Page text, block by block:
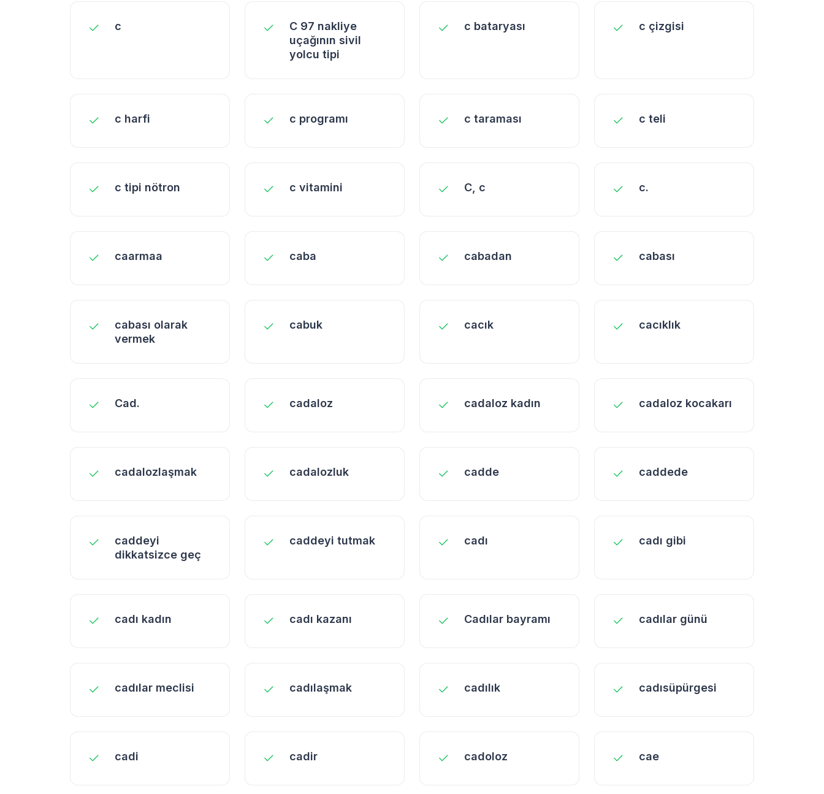
c
C 97 nakliye
uçağının sivil
yolcu tipi
c bataryası c çizgisi
c harfi c programı c taraması c teli
c tipi nötron c vitamini C, c c.
caarmaa caba cabadan cabası
cabası olarak
vermek
cabuk cacık cacıklık
Cad. cadaloz cadaloz kadın cadaloz kocakarı
cadalozlaşmak cadalozluk cadde caddede
caddeyi
dikkatsizce geç
caddeyi tutmak cadı cadı gibi
cadı kadın cadı kazanı Cadılar bayramı cadılar günü
cadılar meclisi cadılaşmak cadılık cadısüpürgesi
cadi cadir cadoloz cae